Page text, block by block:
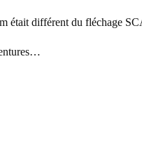
était différent du fléchage